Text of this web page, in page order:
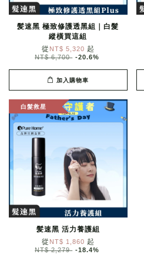
髪速黑 極致修護透黑組｜白髮
縱橫買這組
從 NT$ 5,320 起
NT$ 6,700 -20.6%
加入購物車
白髮救星
髪速黑 活力養護組
從 NT$ 1,860 起
NT$ 2,279 -18.4%